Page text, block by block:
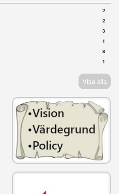
2
2
3
1
8
1
Visa alla